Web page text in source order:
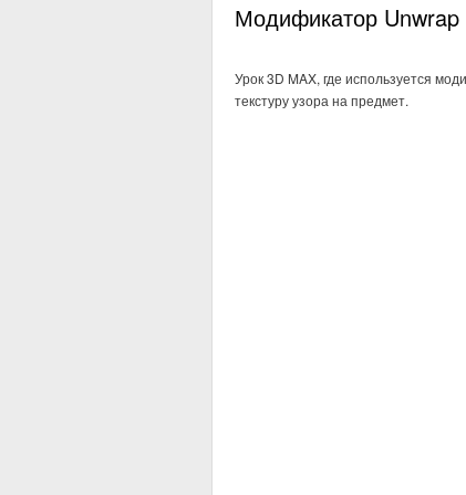
Модификатор Unwrap
Урок 3D MAX, где используется
текстуру узора на предмет.